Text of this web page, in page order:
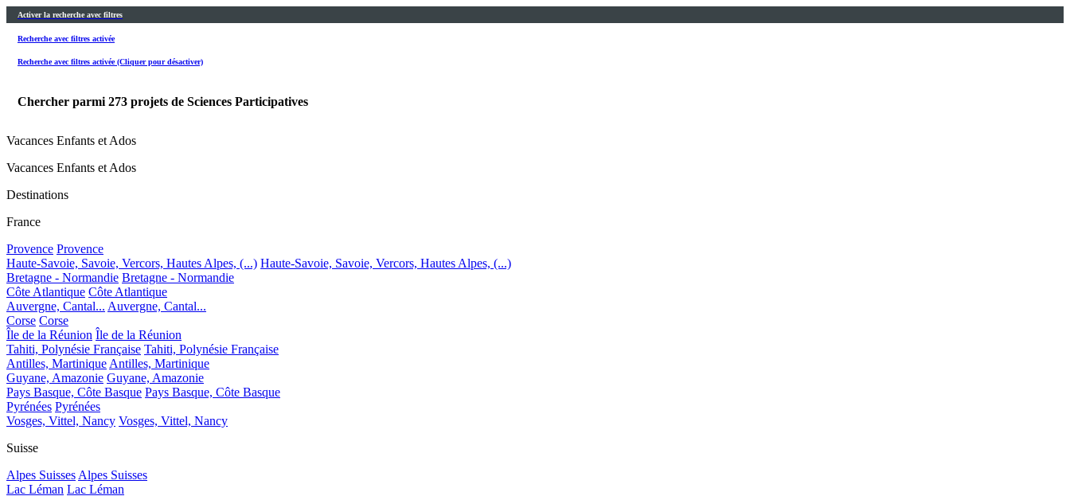
Activer la recherche avec filtres
Recherche avec filtres activée
Recherche avec filtres activée (Cliquer pour désactiver)
Chercher parmi 273 projets de Sciences Participatives
Vacances Enfants et Ados
Vacances Enfants et Ados
Destinations
France
Provence Provence
Haute-Savoie, Savoie, Vercors, Hautes Alpes, (...) Haute-Savoie, Savoie, Vercors, Hautes Alpes, (...)
Bretagne - Normandie Bretagne - Normandie
Côte Atlantique Côte Atlantique
Auvergne, Cantal... Auvergne, Cantal...
Corse Corse
Île de la Réunion Île de la Réunion
Tahiti, Polynésie Française Tahiti, Polynésie Française
Antilles, MartiniqueAntilles, Martinique
Guyane, Amazonie Guyane, Amazonie
Pays Basque, Côte Basque Pays Basque, Côte Basque
Pyrénées Pyrénées
Vosges, Vittel, Nancy Vosges, Vittel, Nancy
Suisse
Alpes SuissesAlpes Suisses
Lac Léman Lac Léman